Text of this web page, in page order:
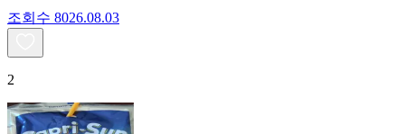
조회수 8026.08.03
2